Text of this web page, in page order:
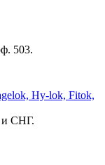
503.
и СНГ.